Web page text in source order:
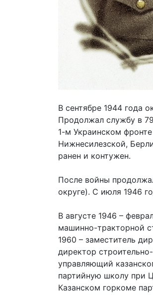
В сентябре 1944 года
Продолжал службу в
1-м Украинском
Нижнесилезской,
ранен и контужен.
После войны
округе). С июля 1946
В августе 1946 –
машинно-тракторной
1960 – заместитель
директор
управляющий
партийную школу при
Казанском горкоме